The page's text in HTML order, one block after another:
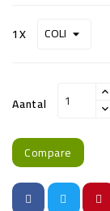
1X
Aantal
Compare